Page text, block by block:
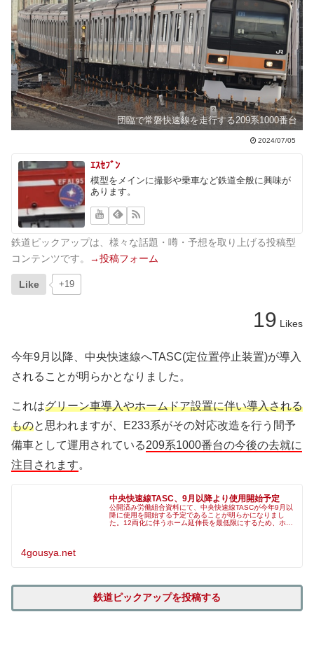
団臨で常磐快速線を走行する209系1000番台
2024/07/05
ｴｽｾﾌﾞﾝ
模型をメインに撮影や乗車など鉄道全般に興味が
あります。
鉄道ピックアップは、様々な話題・噂・予想を取り上げる投稿型
コンテンツです。
→投稿フォーム
Like +19
19 Likes
今年9月以降、中央快速線へTASC(定位置停止装置)が導入
されることが明らかとなりました。
これはグリーン車導入やホームドア設置に伴い導入される
ものと思われますが、E233系がその対応改造を行う間予
備車として運用されている209系1000番台の今後の去就に
注目されます。
中央快速線TASC、9月以降より使用開始予定
公開済み労働組合資料にて、中央快速線TASCが今年9月以
降に使用を開始する予定であることが明らかになりまし
た。12両化に伴うホーム延伸長を最低限にするため、ホー
4gousya.net
鉄道ピックアップを投稿する